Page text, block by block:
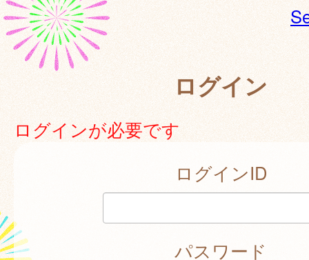
ログイン
ログインが必要です
ログインID
パスワード